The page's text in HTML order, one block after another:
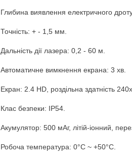
Глибина виявлення електричного
Точність: + - 1,5 мм.
Дальність дії лазера: 0,2 - 60 м.
Автоматичне вимкнення екрана: 3 хв.
Екран: 2.4 HD, роздільна здатність
Клас безпеки: IP54.
Акумулятор: 500 мАг, літій-іонний,
Робоча температура: 0°С ~ +50°С.